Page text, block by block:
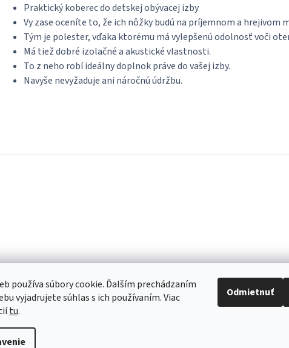
používa súbory cookie. Ďalším prechádzaním
vyjadrujete súhlas s ich používaním. Viac
tu.
Odmietnuť
a ďakujeme za pochopenie.
Praktický koberec do detskej obývacej izby
Vy zase oceníte to, že ich nôžky budú na príjemnom a hrejivom
Tým je polester, vďaka ktorému má vylepšenú odolnosť voči
Má tiež dobré izolačné a akustické vlastnosti.
To z neho robí ideálny doplnok práve do vašej izby.
Navyše nevyžaduje ani náročnú údržbu.